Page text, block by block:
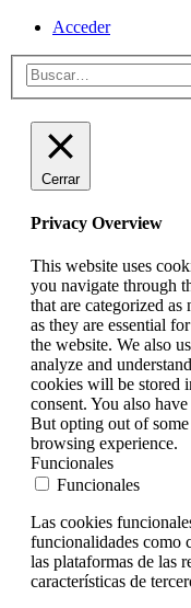
Acceder
Cerrar
Privacy Overview
This website uses
you navigate through
that are categorized as
as they are essential
the website. We also
analyze and
cookies will be stored
consent. You also
But opting out of
browsing experience.
Funcionales
Funcionales
Las cookies
funcionalidades como
las plataformas de las
características de